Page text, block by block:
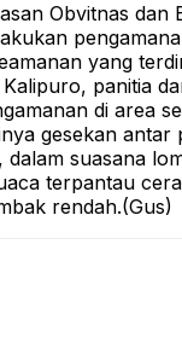
Obvitnas dan
yang
panitia
di area
gesekan
suasana
terpantau
rendah.(Gus)